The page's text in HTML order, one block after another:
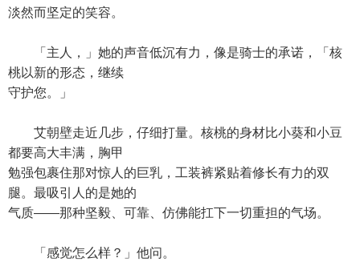
淡然而坚定的笑容。
「主人，」她的声音低沉有力，像是骑士的承诺，「核
桃以新的形态，继续
守护您。」
艾朝壁走近几步，仔细打量。核桃的身材比小葵和小豆
都要高大丰满，胸甲
勉强包裹住那对惊人的巨乳，工装裤紧贴着修长有力的双
腿。最吸引人的是她的
气质——那种坚毅、可靠、仿佛能扛下一切重担的气场。
「感觉怎么样？」他问。